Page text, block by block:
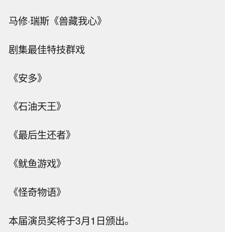
马修·瑞斯《兽藏我心》
剧集最佳特技群戏
《安多》
《石油天王》
《最后生还者》
《鱿鱼游戏》
《怪奇物语》
本届演员奖将于3月1日颁出。